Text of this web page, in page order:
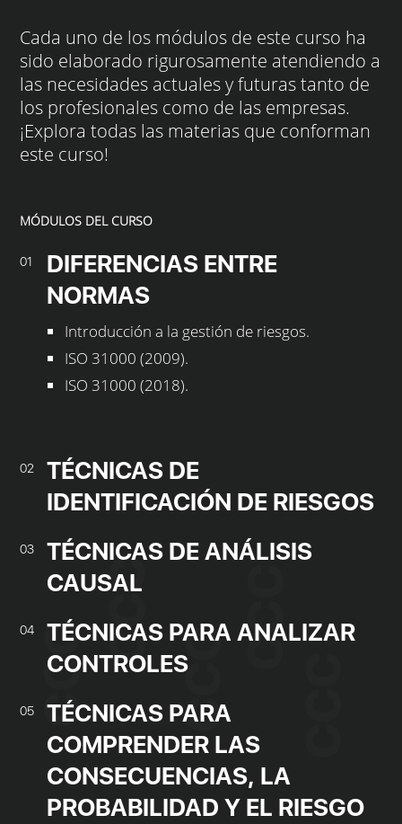
Cada uno de los módulos de este curso ha
sido elaborado rigurosamente atendiendo a
las necesidades actuales y futuras tanto de
los profesionales como de las empresas.
¡Explora todas las materias que conforman
este curso!
MÓDULOS DEL CURSO
01
DIFERENCIAS ENTRE
NORMAS
Introducción a la gestión de riesgos.
ISO 31000 (2009).
ISO 31000 (2018).
02
TÉCNICAS DE
IDENTIFICACIÓN DE RIESGOS
03
TÉCNICAS DE ANÁLISIS
CAUSAL
04
TÉCNICAS PARA ANALIZAR
CONTROLES
05
TÉCNICAS PARA
COMPRENDER LAS
CONSECUENCIAS, LA
PROBABILIDAD Y EL RIESGO